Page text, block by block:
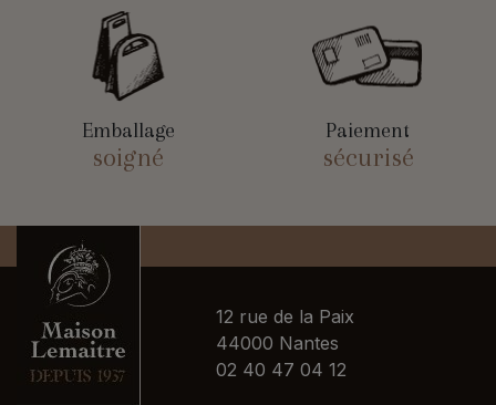
Emballage
soigné
Paiement
sécurisé
12 rue de la Paix
44000 Nantes
02 40 47 04 12